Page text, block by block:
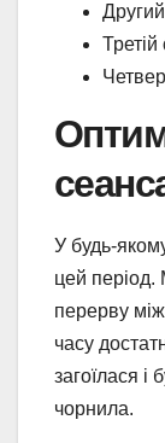
Третій
У будь-
цей
перерву
часу
загоїлася і
чорнила.